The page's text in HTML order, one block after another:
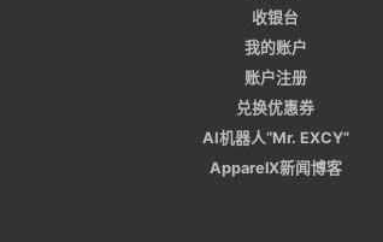
收银台
我的账户
账户注册
兑换优惠券
AI机器人“Mr. EXCY”
ApparelX新闻博客